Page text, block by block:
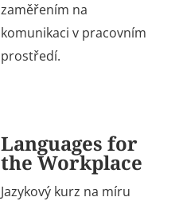
zaměřením na
komunikaci v pracovním
prostředí.
Languages for
the Workplace
Jazykový kurz na míru